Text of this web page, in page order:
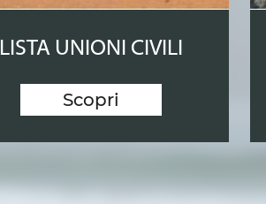
LISTA UNIONI CIVILI
Scopri